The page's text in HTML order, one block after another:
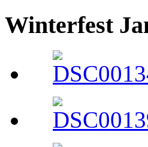
Winterfest